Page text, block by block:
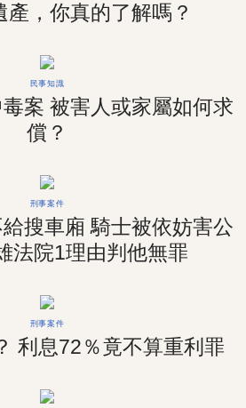
產，你真的了解嗎？
民事知識
案 被害人或家屬如何求
償？
刑事案件
搜車廂 騎士被依妨害公
法院1理由判他無罪
刑事案件
利息72％竟不算重利罪